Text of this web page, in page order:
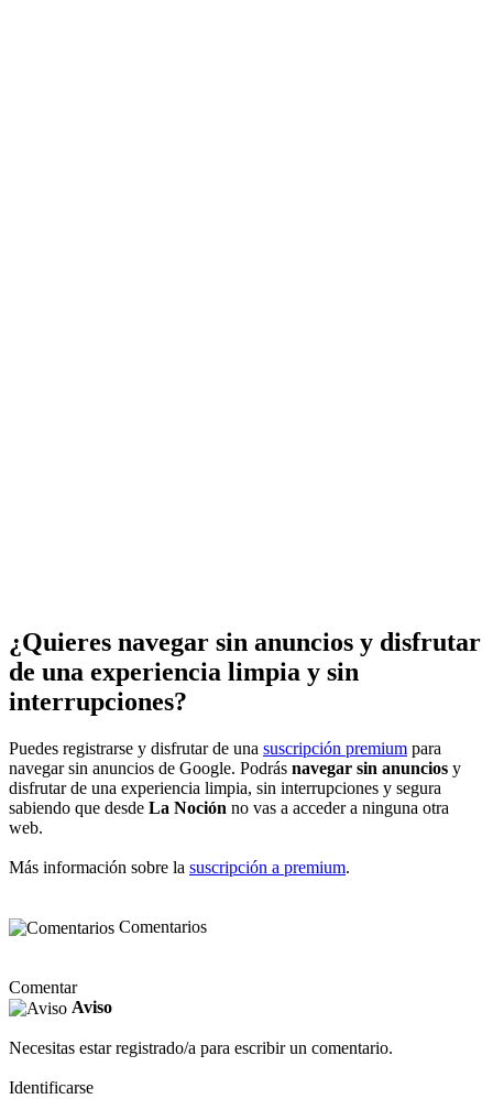
¿Quieres navegar sin anuncios y disfrutar
de una experiencia limpia y sin
interrupciones?
Puedes registrarse y disfrutar de una suscripción premium para
navegar sin anuncios de Google. Podrás navegar sin anuncios y
disfrutar de una experiencia limpia, sin interrupciones y segura
sabiendo que desde La Noción no vas a acceder a ninguna otra
web.
Más información sobre la suscripción a premium.
Comentarios
Comentar
Aviso
Necesitas estar registrado/a para escribir un comentario.
Identificarse